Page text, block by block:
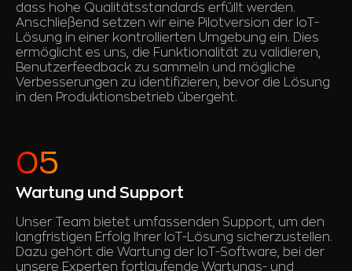
dass hohe Qualitätsstandards erfüllt werden.
Anschließend setzen wir eine Pilotversion der IoT-
Lösung in einer kontrollierten Umgebung ein. Dies
ermöglicht es uns, die Funktionalität zu validieren,
Benutzerfeedback zu sammeln und mögliche
Verbesserungen zu identifizieren, bevor die Lösung
in den Produktionsbetrieb übergeht.
Wartung und Support
Unser Team bietet umfassenden Support, um den
langfristigen Erfolg Ihrer IoT-Lösung sicherzustellen.
Dazu gehört die Wartung der IoT-Software, bei der
unsere Experten fortlaufende Wartungs- und